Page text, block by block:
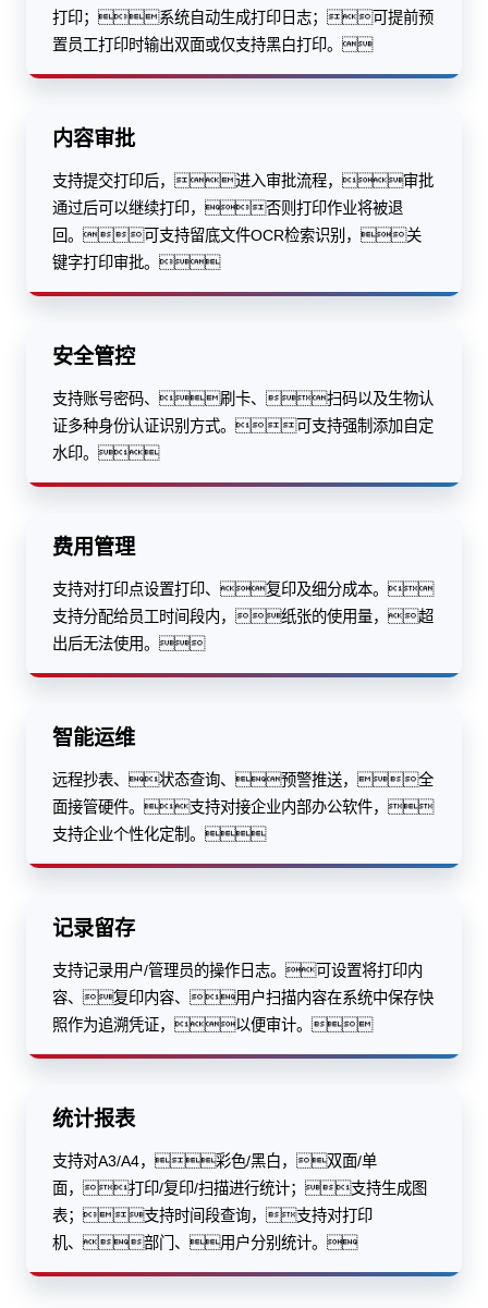
打印；系统自动生成打印日志；可提前预
置员工打印时输出双面或仅支持黑白打印。
内容审批
支持提交打印后，进入审批流程，审批
通过后可以继续打印，否则打印作业将被退
回。可支持留底文件OCR检索识别，关
键字打印审批。
安全管控
支持账号密码、刷卡、扫码以及生物认
证多种身份认证识别方式。可支持强制添加自定
水印。
费用管理
支持对打印点设置打印、复印及细分成本。
支持分配给员工时间段内，纸张的使用量，超
出后无法使用。
智能运维
远程抄表、状态查询、预警推送，全
面接管硬件。支持对接企业内部办公软件，
支持企业个性化定制。
记录留存
支持记录用户/管理员的操作日志。可设置将打印内
容、复印内容、用户扫描内容在系统中保存快
照作为追溯凭证，以便审计。
统计报表
支持对A3/A4，彩色/黑白，双面/单
面，打印/复印/扫描进行统计；支持生成图
表；支持时间段查询，支持对打印
机、部门、用户分别统计。